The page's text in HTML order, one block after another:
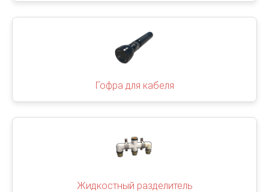
Гофра для кабеля
Жидкостный разделитель